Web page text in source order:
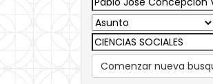
Comenzar nueva